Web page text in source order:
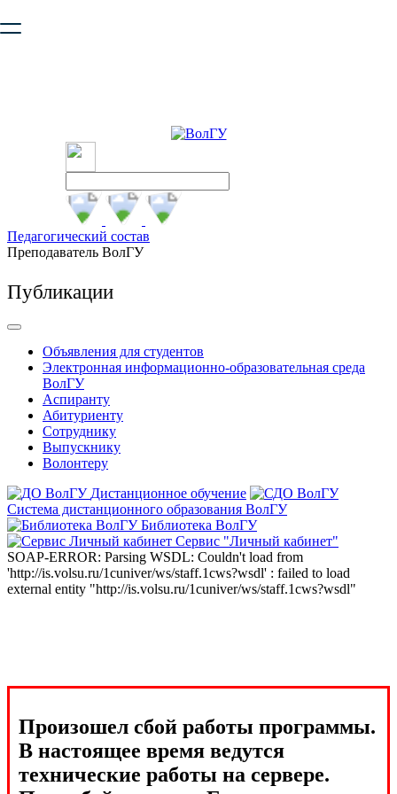
безопасную работу с сайтом. Пожалуйста
Педагогический состав
Преподаватель ВолГУ
Публикации
Объявления для студентов
Электронная информационно-образовательная среда
ВолГУ
Аспиранту
Абитуриенту
Сотруднику
Выпускнику
Волонтеру
Дистанционное обучение
Система дистанционного образования ВолГУ
Библиотека ВолГУ
Сервис "Личный кабинет"
SOAP-ERROR: Parsing WSDL: Couldn't load from
'http://is.volsu.ru/1cuniver/ws/staff.1cws?wsdl' : failed to load
external entity "http://is.volsu.ru/1cuniver/ws/staff.1cws?wsdl"
Произошел сбой работы программы.
В настоящее время ведутся
технические работы на сервере.